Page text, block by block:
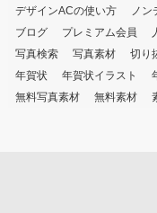
デザインACの使い方
ノン
ブログ
プレミアム会員
写真検索
写真素材 切り
年賀状
年賀状イラスト
無料写真素材
無料素材